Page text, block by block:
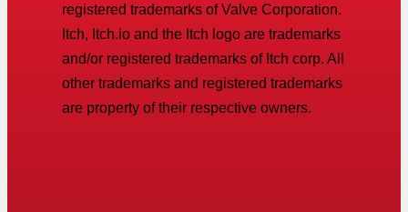
registered trademarks of Valve Corporation.
Itch, Itch.io and the Itch logo are trademarks
and/or registered trademarks of Itch corp. All
other trademarks and registered trademarks
are property of their respective owners.